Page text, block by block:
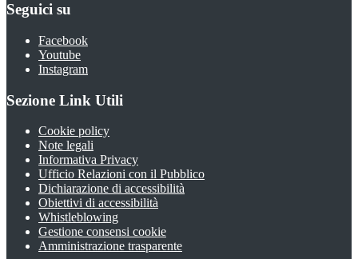
Seguici su
Facebook
Youtube
Instagram
Sezione Link Utili
Cookie policy
Note legali
Informativa Privacy
Ufficio Relazioni con il Pubblico
Dichiarazione di accessibilità
Obiettivi di accessibilità
Whistleblowing
Gestione consensi cookie
Amministrazione trasparente